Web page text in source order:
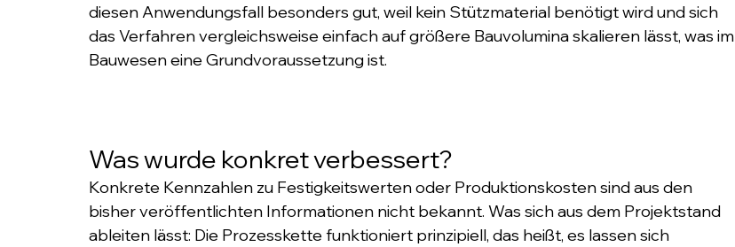
diesen Anwendungsfall besonders gut, weil kein Stützmaterial benötigt wird und sich
das Verfahren vergleichsweise einfach auf größere Bauvolumina skalieren lässt, was im
Bauwesen eine Grundvoraussetzung ist.
Was wurde konkret verbessert?
Konkrete Kennzahlen zu Festigkeitswerten oder Produktionskosten sind aus den
bisher veröffentlichten Informationen nicht bekannt. Was sich aus dem Projektstand
ableiten lässt: Die Prozesskette funktioniert prinzipiell, das heißt, es lassen sich